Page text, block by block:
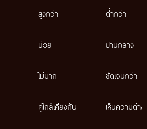
สูงกว่า ต่ำกว่า
บ่อย ปานกลาง
ไม่มาก ชัดเจนกว่า
คู่ใกล้เคียงกัน เห็นความต่า